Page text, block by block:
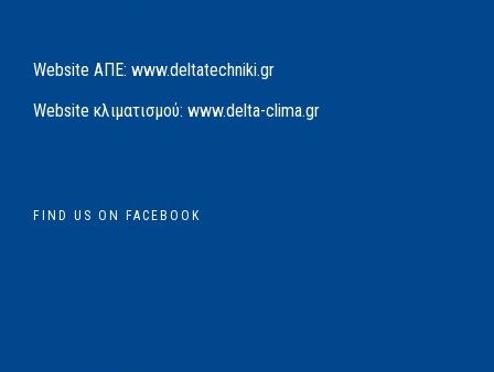
Website AΠΕ: www.deltatechniki.gr
Website κλιματισμού: www.delta-clima.gr
FIND US ON FACEBOOK